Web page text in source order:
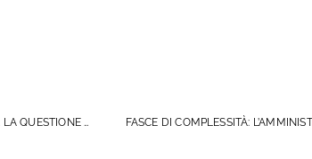
IL DANNO, LA BEFFA, LE ILLEGITTIMITÀ. LA QUESTIONE PASSWEB E GLI INTERESSI DI RIVALSA